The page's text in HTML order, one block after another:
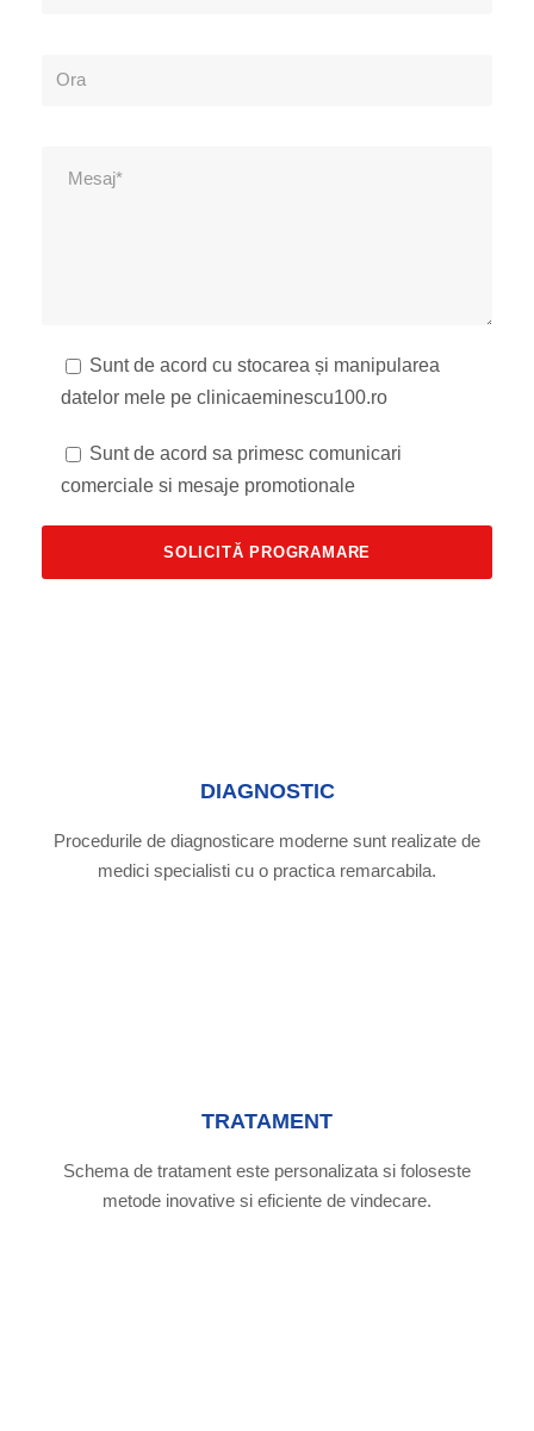
Sunt de acord cu stocarea și manipularea
datelor mele pe clinicaeminescu100.ro
Sunt de acord sa primesc comunicari
comerciale si mesaje promotionale
DIAGNOSTIC
Procedurile de diagnosticare moderne sunt realizate de
medici specialisti cu o practica remarcabila.
TRATAMENT
Schema de tratament este personalizata si foloseste
metode inovative si eficiente de vindecare.